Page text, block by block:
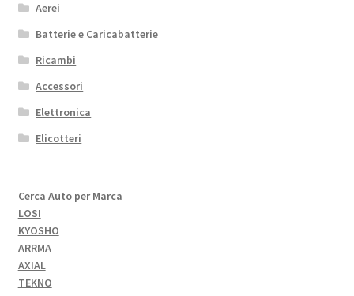
Aerei
Batterie e Caricabatterie
Ricambi
Accessori
Elettronica
Elicotteri
Cerca Auto per Marca
LOSI
KYOSHO
ARRMA
AXIAL
TEKNO